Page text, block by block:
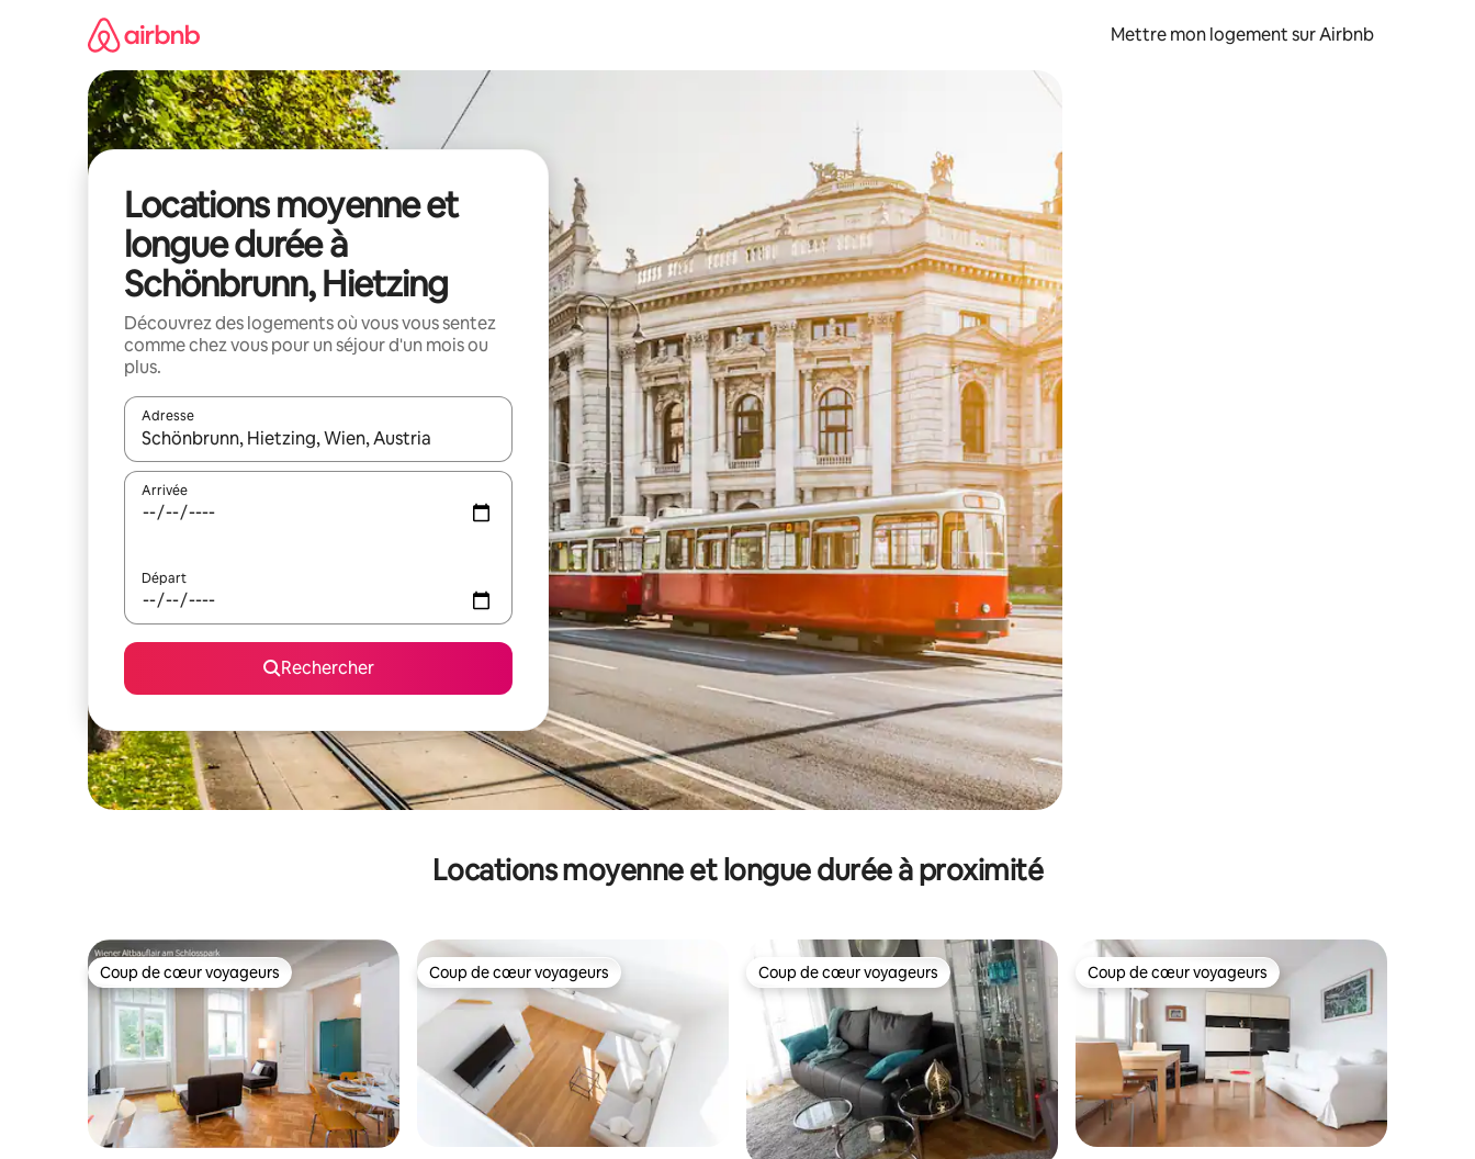
Mettre mon logement sur Airbnb
Locations moyenne et
longue durée à
Schönbrunn, Hietzing
Découvrez des logements où vous vous sentez
comme chez vous pour un séjour d'un mois ou
plus.
Adresse
Lorsque les résultats s'affichent, utilisez les flèches vers le haut et vers le bas pour les parcourir ou en appuyant et en faisant glisser.
Arrivée
Départ
Rechercher
Locations moyenne et longue durée à proximité
Coup de cœur voyageurs
Coup de cœur voyageurs Coup de cœur voyageurs
Coup de cœur voyageurs Coup de cœur voyageurs
Coup de cœur voyageurs Coup de cœur voyageurs
Coup de cœur voyageurs